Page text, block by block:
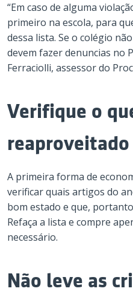
“Em caso de alguma
primeiro na escola, para
dessa lista. Se o colégio
devem fazer denuncias no
Ferraciolli, assessor do
Verifique o
reaproveitado
A primeira forma de
verificar quais artigos do
bom estado e que,
Refaça a lista e compre
necessário.
Não leve as